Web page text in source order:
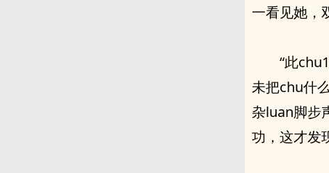
一看见她，
“此
未把chu什
杂luan脚步
功，这才发